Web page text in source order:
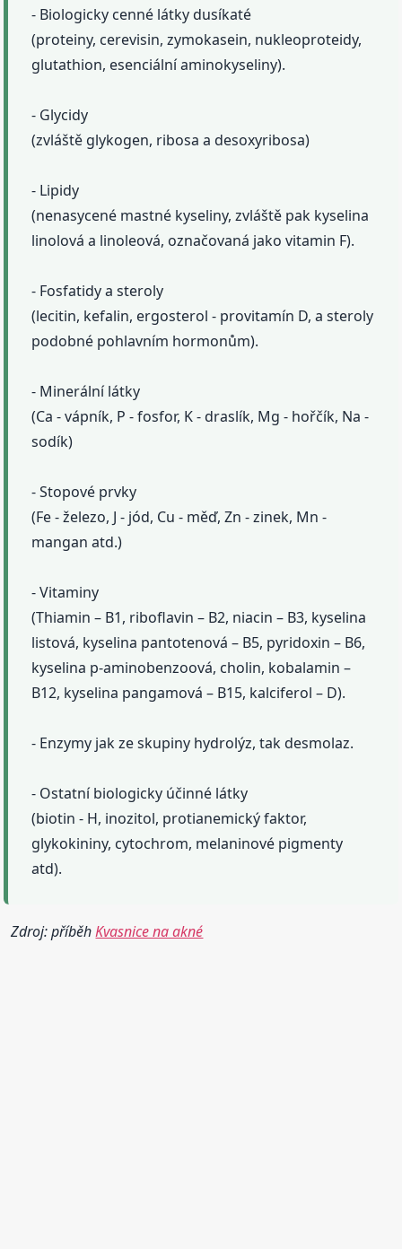
- Biologicky cenné látky dusíkaté
(proteiny, cerevisin, zymokasein, nukleoproteidy,
glutathion, esenciální aminokyseliny).
- Glycidy
(zvláště glykogen, ribosa a desoxyribosa)
- Lipidy
(nenasycené mastné kyseliny, zvláště pak kyselina
linolová a linoleová, označovaná jako vitamin F).
- Fosfatidy a steroly
(lecitin, kefalin, ergosterol - provitamín D, a steroly
podobné pohlavním hormonům).
- Minerální látky
(Ca - vápník, P - fosfor, K - draslík, Mg - hořčík, Na -
sodík)
- Stopové prvky
(Fe - železo, J - jód, Cu - měď, Zn - zinek, Mn -
mangan atd.)
- Vitaminy
(Thiamin – B1, riboflavin – B2, niacin – B3, kyselina
listová, kyselina pantotenová – B5, pyridoxin – B6,
kyselina p-aminobenzoová, cholin, kobalamin –
B12, kyselina pangamová – B15, kalciferol – D).
- Enzymy jak ze skupiny hydrolýz, tak desmolaz.
- Ostatní biologicky účinné látky
(biotin - H, inozitol, protianemický faktor,
glykokininy, cytochrom, melaninové pigmenty
atd).
Zdroj: příběhKvasnice na akné